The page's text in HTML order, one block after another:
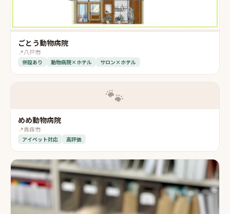
ごとう動物病院
📍八戸市
併設あり 動物病院×ホテル サロン×ホテル
🐾
めめ動物病院
📍青森市
アイペット対応 高評価